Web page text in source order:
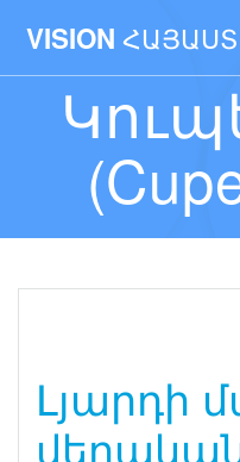
VISION
Լյարդի